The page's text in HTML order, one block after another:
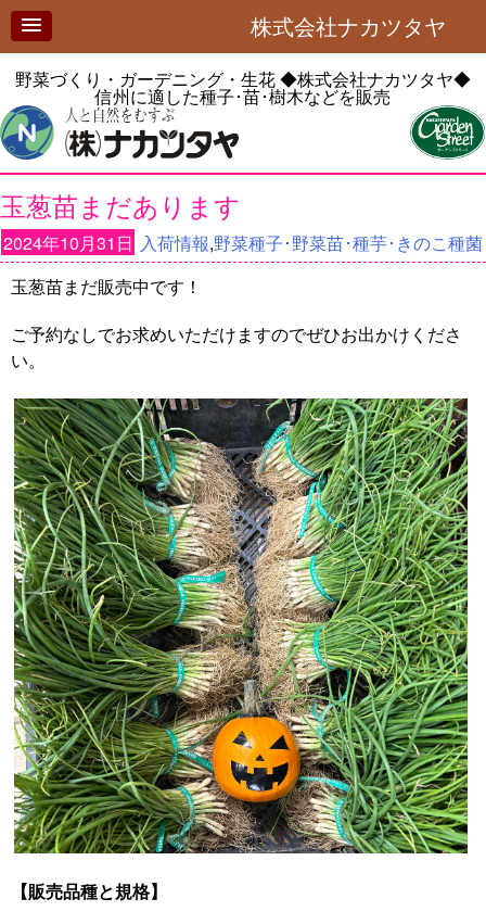
株式会社ナカツタヤ
野菜づくり・ガーデニング・生花◆株式会社ナカツタヤ◆
信州に適した種子･苗･樹木などを販売
玉葱苗まだあります
2024年10月31日 入荷情報,野菜種子･野菜苗･種芋･きのこ種菌
玉葱苗まだ販売中です！
ご予約なしでお求めいただけますのでぜひお出かけくださ
い。
【販売品種と規格】